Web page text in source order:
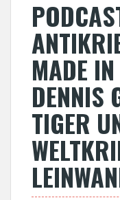
MADE
DENNIS
TIGER